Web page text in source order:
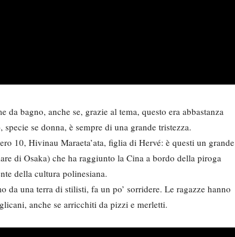
da bagno, anche se, grazie al tema, questo era abbastanza
se donna, è sempre di una grande tristezza.
10, Hivinau Maraeta’ata, figlia di Hervé: è questi un grande
di Osaka) che ha raggiunto la Cina a bordo della piroga
della cultura polinesiana.
da una terra di stilisti, fa un po’ sorridere. Le ragazze hanno
anche se arricchiti da pizzi e merletti.